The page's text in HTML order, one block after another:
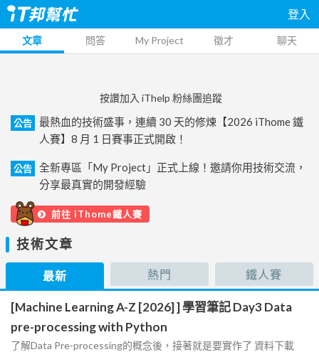
登入
文章 問答 My Project 徵才 聊天
按讚加入 iThelp 粉絲團追蹤
公告
最熱血的技術盛事，連續 30 天的修煉【2026 iThome 鐵
人賽】8 月 1 日賽事正式開啟！
公告
全新專區「My Project」正式上線！邀請你用技術交流，
分享最真實的開發經驗
前往 iThome鐵人賽
技術文章
最新 熱門 鐵人賽
[Machine Learning A-Z [2026] ] 學習筆記 Day3 Data
pre-processing with Python
了解Data Pre-processing的概念後，接著就是要實作了 資料下載